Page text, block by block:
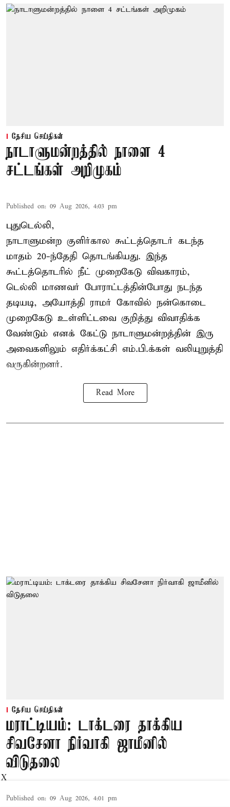
தேசிய செய்திகள்
நாடாளுமன்றத்தில் நாளை 4
சட்டங்கள் அறிமுகம்
Published on: 09 Aug 2026, 4:03 pm
புதுடெல்லி,
நாடாளுமன்ற குளிர்கால கூட்டத்தொடர் கடந்த
மாதம் 20-ந்தேதி தொடங்கியது. இந்த
கூட்டத்தொடரில் நீட் முறைகேடு விவகாரம்,
டெல்லி மாணவர் போராட்டத்தின்போது நடந்த
தடியடி, அயோத்தி ராமர் கோவில் நன்கொடை
முறைகேடு உள்ளிட்டவை குறித்து விவாதிக்க
வேண்டும் எனக் கேட்டு நாடாளுமன்றத்தின் இரு
அவைகளிலும் எதிர்க்கட்சி எம்.பி.க்கள் வலியுறுத்தி
வருகின்றனர்.
Read More
தேசிய செய்திகள்
மராட்டியம்: டாக்டரை தாக்கிய
சிவசேனா நிர்வாகி ஜாமீனில்
விடுதலை
Published on: 09 Aug 2026, 4:01 pm
X